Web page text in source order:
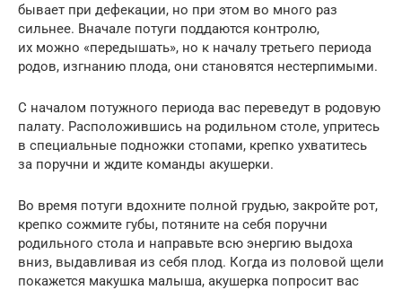
бывает при дефекации, но при этом во много раз
сильнее. Вначале потуги поддаются контролю,
их можно «передышать», но к началу третьего периода
родов, изгнанию плода, они становятся нестерпимыми.
С началом потужного периода вас переведут в родовую
палату. Расположившись на родильном столе, упритесь
в специальные подножки стопами, крепко ухватитесь
за поручни и ждите команды акушерки.
Во время потуги вдохните полной грудью, закройте рот,
крепко сожмите губы, потяните на себя поручни
родильного стола и направьте всю энергию выдоха
вниз, выдавливая из себя плод. Когда из половой щели
покажется макушка малыша, акушерка попросит вас